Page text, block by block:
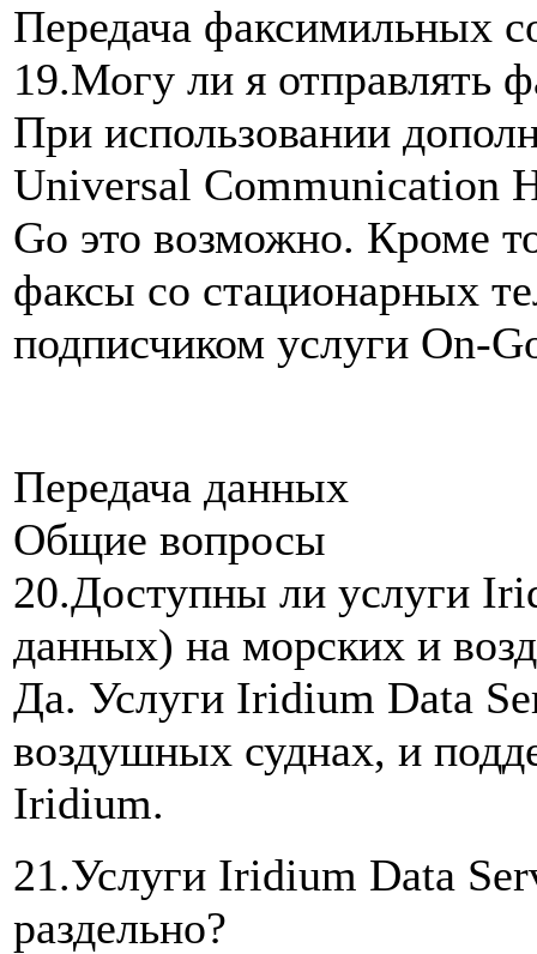
Передача факсимильных
19.Могу ли я отправлять
При использовании
Universal Communication
Go это возможно. Кроме
факсы со стационарных
подписчиком услуги On-
Передача данных
Общие вопросы
20.Доступны ли услуги
данных) на морских и
Да. Услуги Iridium Data
воздушных суднах, и
Iridium.
21.Услуги Iridium Data
раздельно?